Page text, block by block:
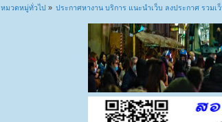
หมวดหมู่ทั่วไป » ประกาศหางาน บริการ แนะนำเว็บ ลงประกาศ รวมเ